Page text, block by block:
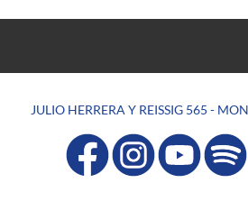
JULIO HERRERA Y REISSIG 565 -